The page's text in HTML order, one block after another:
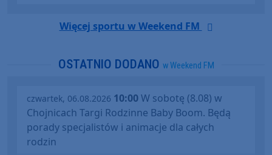
Więcej sportu w Weekend FM
OSTATNIO DODANO w Weekend FM
czwartek, 06.08.2026 10:00W sobotę (8.08) w
Chojnicach Targi Rodzinne Baby Boom. Będą
porady specjalistów i animacje dla całych
rodzin